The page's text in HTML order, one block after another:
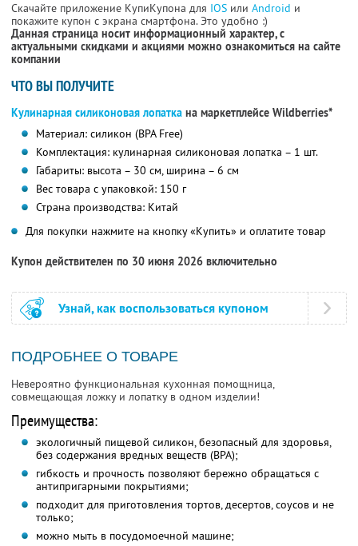
Скачайте приложение КупиКупона для IOS или Android и
покажите купон с экрана смартфона. Это удобно :)
Данная страница носит информационный характер, с
актуальными скидками и акциями можно ознакомиться на сайте
компании
ЧТО ВЫ ПОЛУЧИТЕ
Кулинарная силиконовая лопатка на маркетплейсе Wildberries*
Материал: силикон (BPA Free)
Комплектация: кулинарная силиконовая лопатка – 1 шт.
Габариты: высота – 30 см, ширина – 6 см
Вес товара с упаковкой: 150 г
Страна производства: Китай
Для покупки нажмите на кнопку «Купить» и оплатите товар
Купон действителен по 30 июня 2026 включительно
Узнай, как воспользоваться купоном
ПОДРОБНЕЕ О ТОВАРЕ
Невероятно функциональная кухонная помощница,
совмещающая ложку и лопатку в одном изделии!
Преимущества:
экологичный пищевой силикон, безопасный для здоровья,
без содержания вредных веществ (BPA);
гибкость и прочность позволяют бережно обращаться с
антипригарными покрытиями;
подходит для приготовления тортов, десертов, соусов и не
только;
можно мыть в посудомоечной машине;